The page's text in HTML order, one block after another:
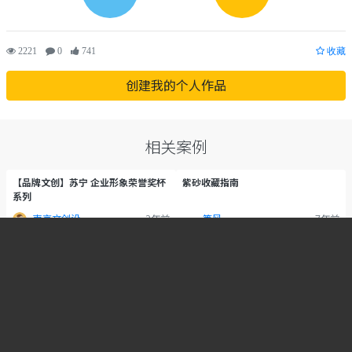
2221 0 741 收藏
创建我的个人作品
相关案例
【品牌文创】苏宁 企业形象荣誉奖杯
系列
南京文创设计-南木设计
2年前
紫砂收藏指南
等风 7年前